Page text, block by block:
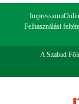
Impresszum
Felhasználási
A Szabad